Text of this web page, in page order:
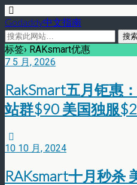
Godaddy中文指南
标签› RAKsmart优惠
7 5 月, 2026
RakSmart五月钜惠
站群$90 美国独服
10 10 月, 2024
RAKsmart十月秒杀